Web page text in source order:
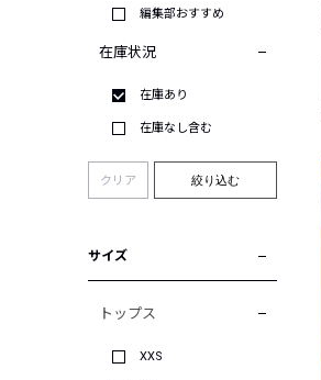
編集部おすすめ
在庫状況
在庫あり
在庫なし含む
クリア 絞り込む
サイズ
トップス
XXS